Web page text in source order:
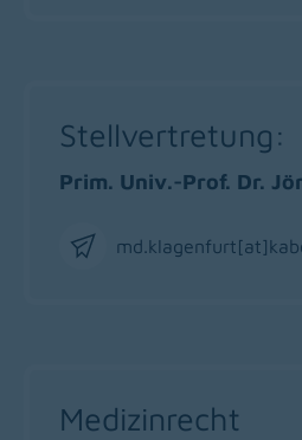
Stellvertretung:
Prim. Univ.-Prof. Dr.
Medizinrecht